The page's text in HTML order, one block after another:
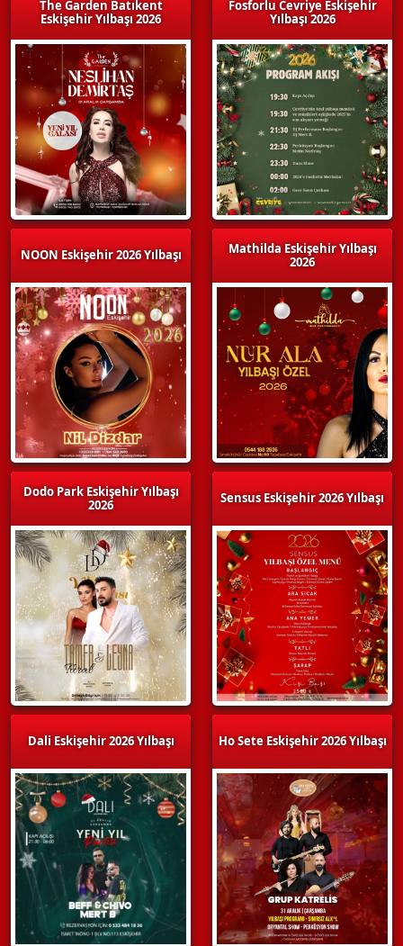
The Garden Batıkent
Eskişehir Yılbaşı 2026
NOON Eskişehir 2026 Yılbaşı
Dodo Park Eskişehir Yılbaşı
2026
Dali Eskişehir 2026 Yılbaşı
Fosforlu Cevriye Eskişehir
Yılbaşı 2026
Mathilda Eskişehir Yılbaşı
2026
Sensus Eskişehir 2026 Yılbaşı
Ho Sete Eskişehir 2026 Yılbaşı